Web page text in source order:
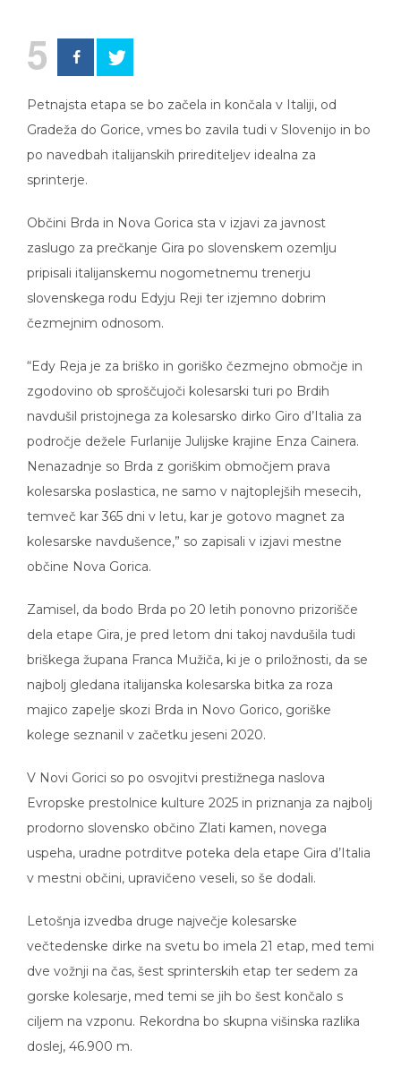
5
Gradeža do Gorice, vmes bo zavila tudi v Slovenijo in bo
sprinterje.
zaslugo za prečkanje Gira po slovenskem ozemlju
pripisali italijanskemu nogometnemu trenerju
slovenskega rodu Edyju Reji ter izjemno dobrim
čezmejnim odnosom.
zgodovino ob sproščujoči kolesarski turi po Brdih
navdušil pristojnega za kolesarsko dirko Giro d’Italia za
področje dežele Furlanije Julijske krajine Enza Cainera.
Nenazadnje so Brda z goriškim območjem prava
kolesarska poslastica, ne samo v najtoplejših mesecih,
temveč kar 365 dni v letu, kar je gotovo magnet za
kolesarske navdušence,” so zapisali v izjavi mestne
dela etape Gira, je pred letom dni takoj navdušila tudi
briškega župana Franca Mužiča, ki je o priložnosti, da se
najbolj gledana italijanska kolesarska bitka za roza
majico zapelje skozi Brda in Novo Gorico, goriške
kolege seznanil v začetku jeseni 2020.
Evropske prestolnice kulture 2025 in priznanja za najbolj
prodorno slovensko občino Zlati kamen, novega
uspeha, uradne potrditve poteka dela etape Gira d’Italia
v mestni občini, upravičeno veseli, so še dodali.
večtedenske dirke na svetu bo imela 21 etap, med temi
dve vožnji na čas, šest sprinterskih etap ter sedem za
gorske kolesarje, med temi se jih bo šest končalo s
ciljem na vzponu. Rekordna bo skupna višinska razlika
doslej, 46.900 m.